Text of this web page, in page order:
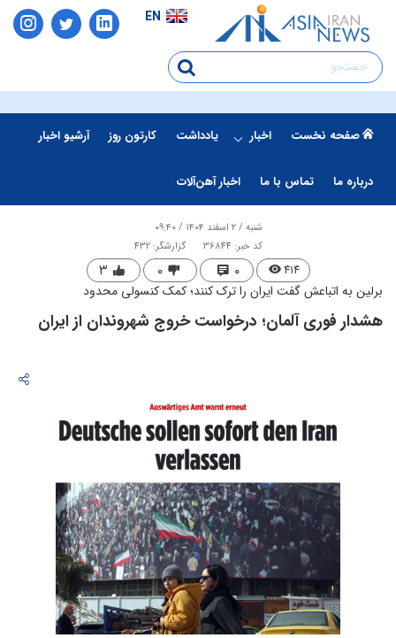
EN
صفحه نخست اخبار یادداشت کارتون روز آرشیو اخبار
درباره ما تماس با ما اخبار آهن‌آلات
شنبه / ۲ اسفند ۱۴۰۴ / ۰۹:۴۰
کد خبر: 36844
گزارشگر: 432
۴۱۴ ۰ ۰ ۳
برلین به اتباعش گفت ایران را ترک کنند؛ کمک کنسولی محدود
هشدار فوری آلمان؛ درخواست خروج شهروندان از ایران